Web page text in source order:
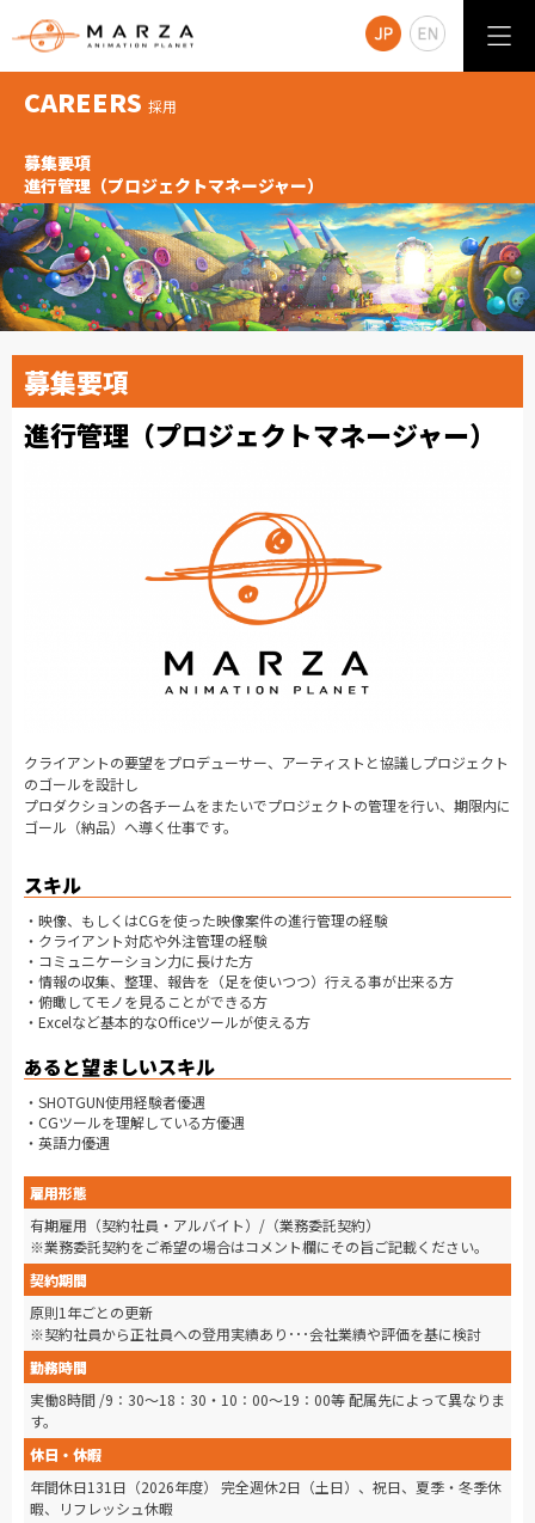
CAREERS 採用
募集要項
進行管理（プロジェクトマネージャー）
募集要項
進行管理（プロジェクトマネージャー）
クライアントの要望をプロデューサー、アーティストと協議しプロジェクト
のゴールを設計し
プロダクションの各チームをまたいでプロジェクトの管理を行い、期限内に
ゴール（納品）へ導く仕事です。
スキル
・映像、もしくはCGを使った映像案件の進行管理の経験
・クライアント対応や外注管理の経験
・コミュニケーション力に長けた方
・情報の収集、整理、報告を（足を使いつつ）行える事が出来る方
・俯瞰してモノを見ることができる方
・Excelなど基本的なOfficeツールが使える方
あると望ましいスキル
・SHOTGUN使用経験者優遇
・CGツールを理解している方優遇
・英語力優遇
雇用形態
有期雇用（契約社員・アルバイト）/（業務委託契約）
※業務委託契約をご希望の場合はコメント欄にその旨ご記載ください。
契約期間
原則1年ごとの更新
※契約社員から正社員への登用実績あり･･･会社業績や評価を基に検討
勤務時間
実働8時間 /9：30～18：30・10：00～19：00等 配属先によって異なりま
す。
休日・休暇
年間休日131日（2026年度） 完全週休2日（土日）、祝日、夏季・冬季休
暇、リフレッシュ休暇